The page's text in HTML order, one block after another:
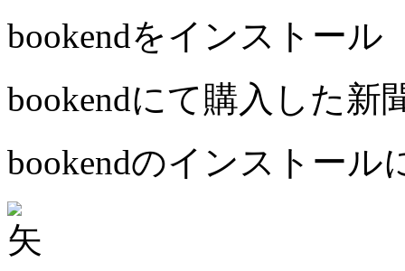
bookendをインストール
bookendにて購入した新
bookendのインストール